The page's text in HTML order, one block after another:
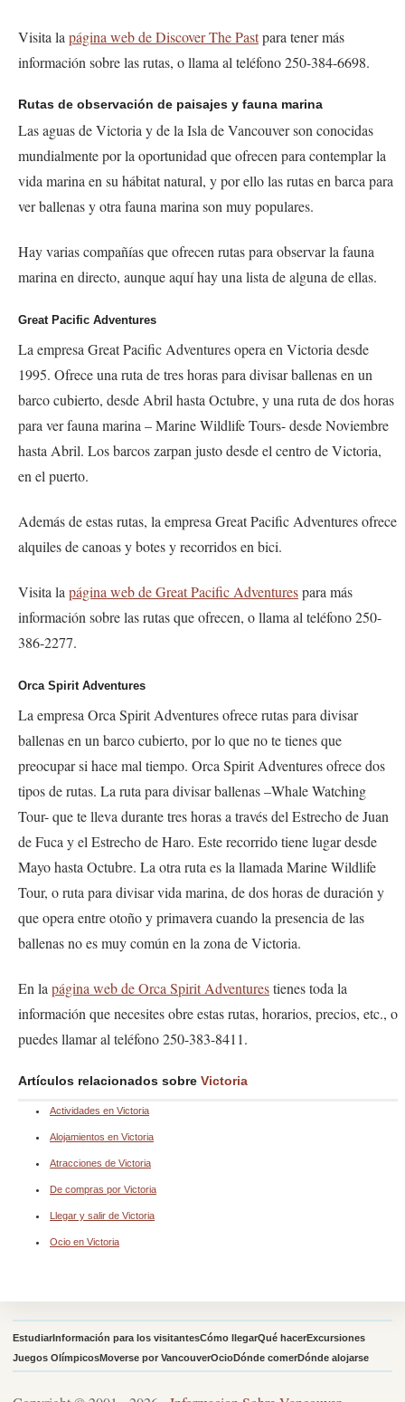
Visita lapágina web de Discover The Pastpara tener más
información sobre las rutas, o llama al teléfono 250-384-6698.
Rutas de observación de paisajes y fauna marina
Las aguas de Victoria y de la Isla de Vancouver son conocidas
mundialmente por la oportunidad que ofrecen para contemplar la
vida marina en su hábitat natural, y por ello las rutas en barca para
ver ballenas y otra fauna marina son muy populares.
Hay varias compañías que ofrecen rutas para observar la fauna
marina en directo, aunque aquí hay una lista de alguna de ellas.
Great Pacific Adventures
La empresa Great Pacific Adventures opera en Victoria desde
1995. Ofrece una ruta de tres horas para divisar ballenas en un
barco cubierto, desde Abril hasta Octubre, y una ruta de dos horas
para ver fauna marina –Marine Wildlife Tours- desde Noviembre
hasta Abril. Los barcos zarpan justo desde el centro de Victoria,
en el puerto.
Además de estas rutas, la empresa Great Pacific Adventures ofrece
alquiles de canoas y botes y recorridos en bici.
Visita lapágina web de Great Pacific Adventurespara más
información sobre las rutas que ofrecen, o llama al teléfono 250-
386-2277.
Orca Spirit Adventures
La empresa Orca Spirit Adventures ofrece rutas para divisar
ballenas en un barco cubierto, por lo que no te tienes que
preocupar si hace mal tiempo. Orca Spirit Adventures ofrece dos
tipos de rutas. La ruta para divisar ballenas –Whale Watching
Tour- que te lleva durante tres horas a través del Estrecho de Juan
de Fuca y el Estrecho de Haro. Este recorrido tiene lugar desde
Mayo hasta Octubre. La otra ruta es la llamadaMarine Wildlife
Tour, o ruta para divisar vida marina, de dos horas de duración y
que opera entre otoño y primavera cuando la presencia de las
ballenas no es muy común en la zona de Victoria.
En lapágina web de Orca Spirit Adventurestienes toda la
información que necesites obre estas rutas, horarios, precios, etc., o
puedes llamar al teléfono 250-383-8411.
Artículos relacionados sobre Victoria
Actividades en Victoria
Alojamientos en Victoria
Atracciones de Victoria
De compras por Victoria
Llegar y salir de Victoria
Ocio en Victoria
Estudiar Información para los visitantesCómo llegarQué hacerExcursiones
Juegos OlímpicosMoverse por VancouverOcioDónde comerDónde alojarse